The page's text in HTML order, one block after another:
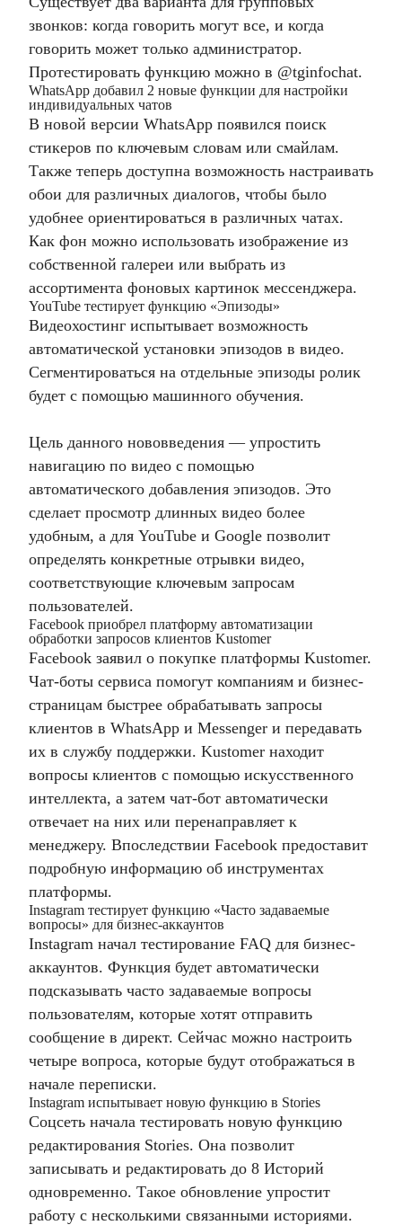
звонков: когда говорить могут все, и когда
говорить может только администратор.
Протестировать функцию можно в @tginfochat.
WhatsApp добавил 2 новые функции для настройки
индивидуальных чатов
В новой версии WhatsApp появился поиск
стикеров по ключевым словам или смайлам.
Также теперь доступна возможность настраивать
обои для различных диалогов, чтобы было
удобнее ориентироваться в различных чатах.
Как фон можно использовать изображение из
собственной галереи или выбрать из
ассортимента фоновых картинок мессенджера.
YouTube тестирует функцию «Эпизоды»
Видеохостинг испытывает возможность
автоматической установки эпизодов в видео.
Сегментироваться на отдельные эпизоды ролик
будет с помощью машинного обучения.
Цель данного нововведения — упростить
навигацию по видео с помощью
автоматического добавления эпизодов. Это
сделает просмотр длинных видео более
удобным, а для YouTube и Google позволит
определять конкретные отрывки видео,
соответствующие ключевым запросам
пользователей.
Facebook приобрел платформу автоматизации
обработки запросов клиентов Kustomer
Facebook заявил о покупке платформы Kustomer.
Чат-боты сервиса помогут компаниям и бизнес-
страницам быстрее обрабатывать запросы
клиентов в WhatsApp и Messenger и передавать
их в службу поддержки. Kustomer находит
вопросы клиентов с помощью искусственного
интеллекта, а затем чат-бот автоматически
отвечает на них или перенаправляет к
менеджеру. Впоследствии Facebook предоставит
подробную информацию об инструментах
платформы.
Instagram тестирует функцию «Часто задаваемые
вопросы» для бизнес-аккаунтов
Instagram начал тестирование FAQ для бизнес-
аккаунтов. Функция будет автоматически
подсказывать часто задаваемые вопросы
пользователям, которые хотят отправить
сообщение в директ. Сейчас можно настроить
четыре вопроса, которые будут отображаться в
начале переписки.
Instagram испытывает новую функцию в Stories
Соцсеть начала тестировать новую функцию
редактирования Stories. Она позволит
записывать и редактировать до 8 Историй
одновременно. Такое обновление упростит
работу с несколькими связанными историями.